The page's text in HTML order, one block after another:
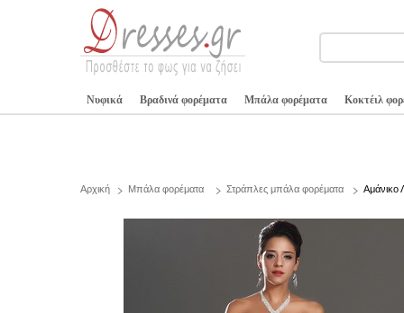
Νυφικά Βραδινά φορέματα Μπάλα φορέματα Κοκτέιλ
Αρχική Μπάλα φορέματα Στράπλες μπάλα φορέματα Αμάνικο